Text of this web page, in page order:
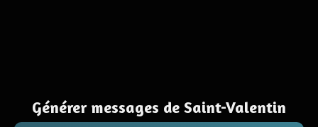
Générer messages de Saint-Valentin